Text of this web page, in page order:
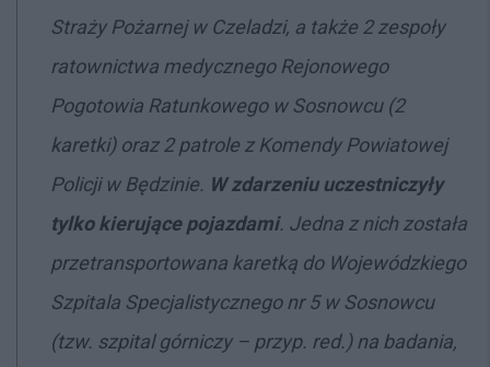
Straży Pożarnej w Czeladzi, a także 2 zespoły
ratownictwa medycznego Rejonowego
Pogotowia Ratunkowego w Sosnowcu (2
karetki) oraz 2 patrole z Komendy Powiatowej
Policji w Będzinie. W zdarzeniu uczestniczyły
tylko kierujące pojazdami. Jedna z nich została
przetransportowana karetką do Wojewódzkiego
Szpitala Specjalistycznego nr 5 w Sosnowcu
(tzw. szpital górniczy – przyp. red.) na badania,